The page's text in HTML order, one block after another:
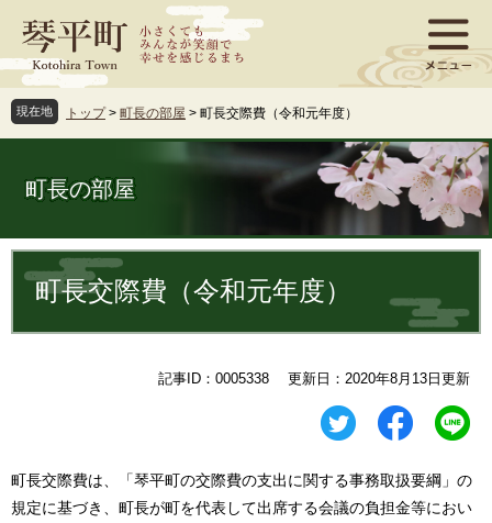
ジ
先
頭
ュ
を
飛
文
現在地 トップ > 町長の部屋 > 町長交際費（令和元年度）
町長の部屋
文 町長交際費（令和元年度）
記事ID：0005338 更新日：2020年8月13日更新
町長交際費は、「琴平町の交際費の支出に関する事務取扱要綱」の
規定に基づき、町長が町を代表して出席する会議の負担金等におい